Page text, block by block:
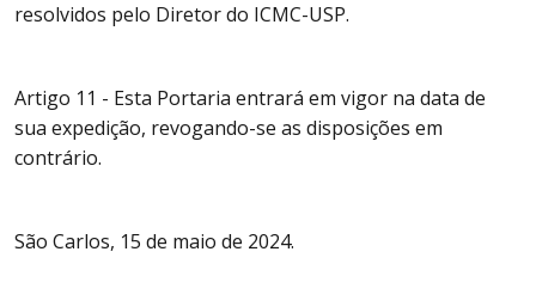
resolvidos pelo Diretor do ICMC-USP.
Artigo 11 - Esta Portaria entrará em vigor na data de
sua expedição, revogando-se as disposições em
contrário.
São Carlos, 15 de maio de 2024.